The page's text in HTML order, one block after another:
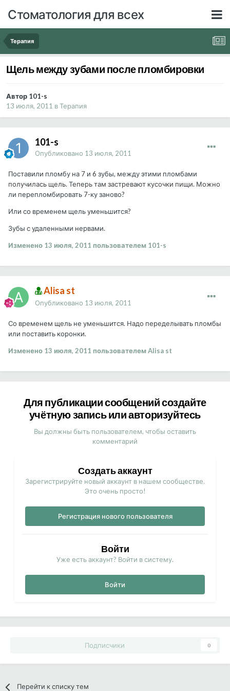
Стоматология для всех
Терапия
Щель между зубами после пломбировки
Автор 101-s
13 июля, 2011 вТерапия
101-s
Опубликовано 13 июля, 2011
Поставили пломбу на 7 и 6 зубы, между этими пломбами
получилась щель. Теперь там застревают кусочки пищи. Можно
ли перепломбировать 7-ку заново?
Или со временем щель уменьшится?
Зубы с удаленными нервами.
Изменено 13 июля, 2011 пользователем 101-s
Alisa st
Опубликовано 13 июля, 2011
Со временем щель не уменьшится. Надо переделывать пломбы
или поставить коронки.
Изменено 13 июля, 2011 пользователем Alisa st
Для публикации сообщений создайте
учётную запись или авторизуйтесь
Вы должны быть пользователем, чтобы оставить
комментарий
Создать аккаунт
Зарегистрируйте новый аккаунт в нашем сообществе.
Это очень просто!
Регистрация нового пользователя
Войти
Уже есть аккаунт? Войти в систему.
Войти
Подписчики 0
Перейти к списку тем